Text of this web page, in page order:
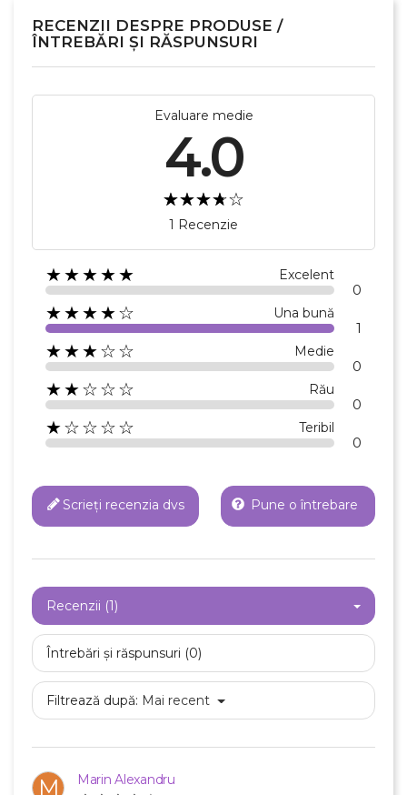
RECENZII DESPRE PRODUSE /
ÎNTREBĂRI ȘI RĂSPUNSURI
Evaluare medie
4.0
1 Recenzie
★★★★★ Excelent
0
★★★★☆ Una bună
1
★★★☆☆ Medie
0
★★☆☆☆ Rău
0
★☆☆☆☆ Teribil
0
Scrieți recenzia dvs Pune o întrebare
Recenzii (1)
Întrebări și răspunsuri (0)
Filtrează după: Mai recent
M Marin Alexandru